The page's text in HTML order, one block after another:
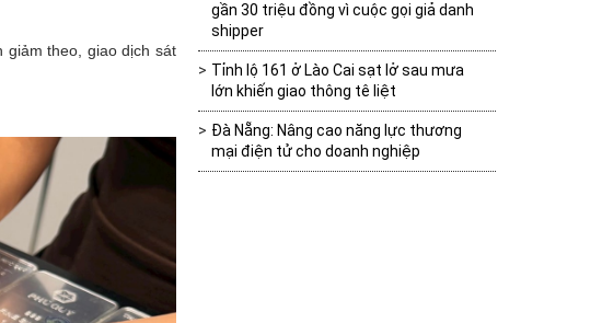
giảm theo, giao dịch sát
gần 30 triệu đồng vì cuộc gọi giả danh
shipper
Tỉnh lộ 161 ở Lào Cai sạt lở sau mưa
lớn khiến giao thông tê liệt
Đà Nẵng: Nâng cao năng lực thương
mại điện tử cho doanh nghiệp